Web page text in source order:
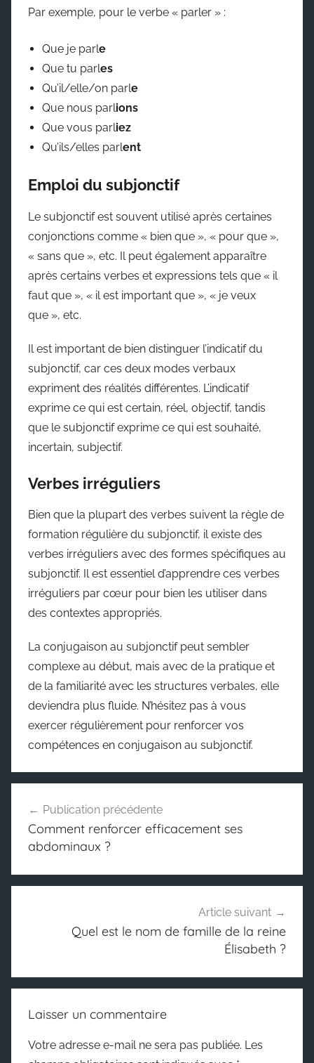
Par exemple, pour le verbe « parler » :
Que je parle
Que tu parles
Qu’il/elle/on parle
Que nous parlions
Que vous parliez
Qu’ils/elles parlent
Emploi du subjonctif
Le subjonctif est souvent utilisé après certaines
conjonctions comme « bien que », « pour que »,
« sans que », etc. Il peut également apparaître
après certains verbes et expressions tels que « il
faut que », « il est important que », « je veux
que », etc.
Il est important de bien distinguer l’indicatif du
subjonctif, car ces deux modes verbaux
expriment des réalités différentes. L’indicatif
exprime ce qui est certain, réel, objectif, tandis
que le subjonctif exprime ce qui est souhaité,
incertain, subjectif.
Verbes irréguliers
Bien que la plupart des verbes suivent la règle de
formation régulière du subjonctif, il existe des
verbes irréguliers avec des formes spécifiques au
subjonctif. Il est essentiel d’apprendre ces verbes
irréguliers par cœur pour bien les utiliser dans
des contextes appropriés.
La conjugaison au subjonctif peut sembler
complexe au début, mais avec de la pratique et
de la familiarité avec les structures verbales, elle
deviendra plus fluide. N’hésitez pas à vous
exercer régulièrement pour renforcer vos
compétences en conjugaison au subjonctif.
de
l’article
Publication précédente
Comment renforcer efficacement ses
abdominaux ?
Article suivant
Quel est le nom de famille de la reine
Élisabeth ?
Laisser un commentaire
Votre adresse e-mail ne sera pas publiée. Les